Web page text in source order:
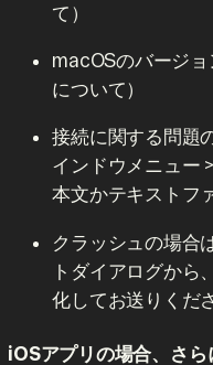
て）
macOSのバージ
について）
接続に関する問題
インドウメニュー
本文かテキストフ
クラッシュの場合
トダイアログから
化してお送りくだ
iOSアプリの場合、さ